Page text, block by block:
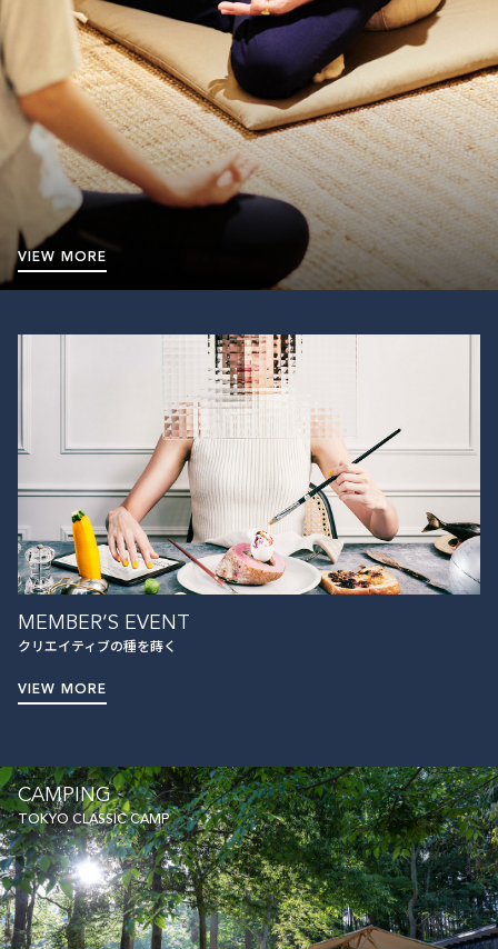
VIEW MORE
MEMBER’S EVENT
クリエイティブの種を蒔く
VIEW MORE
CAMPING
TOKYO CLASSIC CAMP